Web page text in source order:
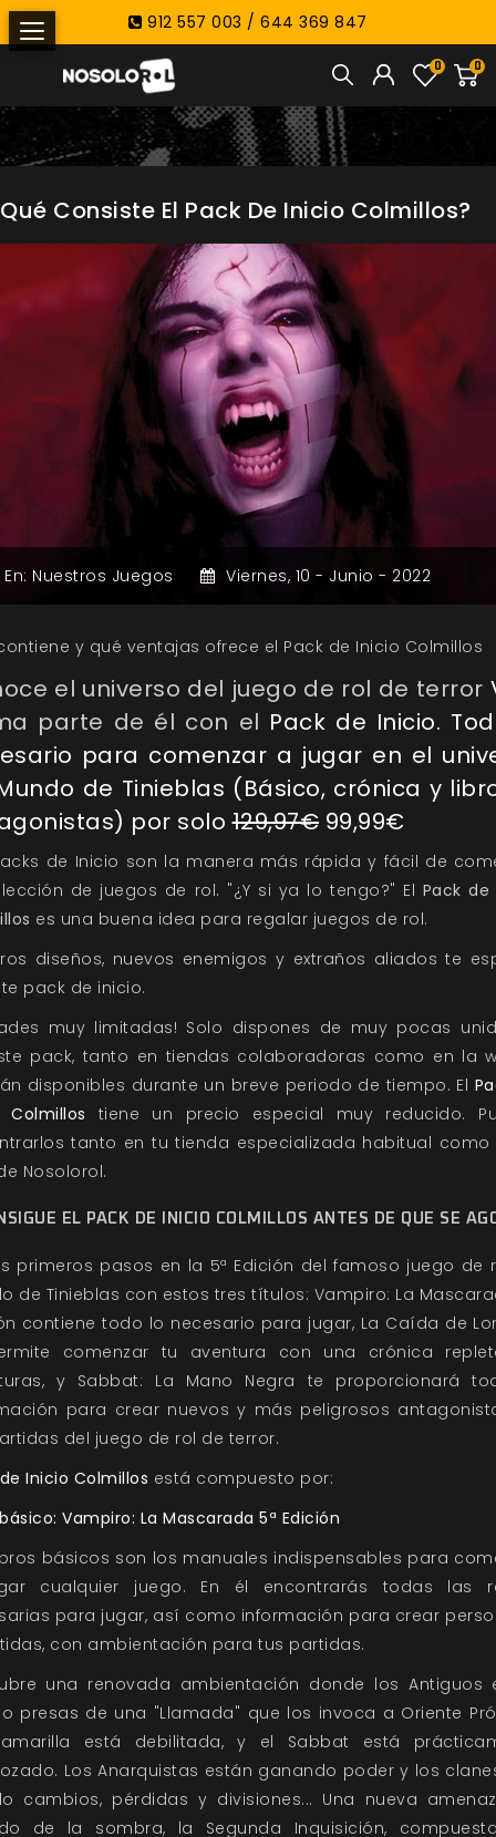
912 557 003 / 644 369 847
0
0
Qué Consiste El Pack De Inicio Colmillos?
En: Nuestros Juegos Viernes, 10 - Junio - 2022
y qué ventajas ofrece el Pack de Inicio Colmillos
el universo del juego de rol de terror
parte de él con el Pack de Inicio.
para comenzar a jugar en el
de Tinieblas (Básico, crónica y
por solo129,97€ 99,99€
de Inicio son la manera más rápida y fácil de
de juegos de rol. "¿Y si ya lo tengo?" El Pack de
es una buena idea para regalar juegos de rol.
diseños, nuevos enemigos y extraños aliados te
pack de inicio.
muy limitadas! Solo dispones de muy pocas
pack, tanto en tiendas colaboradoras como en la
disponibles durante un breve periodo de tiempo. El
Colmillos tiene un precio especial muy reducido.
tanto en tu tienda especializada habitual como
Nosolorol.
EL PACK DE INICIO COLMILLOS ANTES DE QUE SE
primeros pasos en la 5ª Edición del famoso juego de
de Tinieblas con estos tres títulos: Vampiro: La
contiene todo lo necesario para jugar, La Caída de
comenzar tu aventura con una crónica
y Sabbat: La Mano Negra te proporcionará
para crear nuevos y más peligrosos
del juego de rol de terror.
Inicio Colmillos está compuesto por:
Vampiro: La Mascarada 5ª Edición
básicos son los manuales indispensables para
cualquier juego. En él encontrarás todas las
para jugar, así como información para crear
con ambientación para tus partidas.
una renovada ambientación donde los Antiguos
presas de una "Llamada" que los invoca a Oriente
está debilitada, y el Sabbat está
Los Anarquistas están ganando poder y los
cambios, pérdidas y divisiones... Una nueva
de la sombra, la Segunda Inquisición,